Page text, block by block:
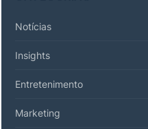
Notícias
Insights
Entretenimento
Marketing